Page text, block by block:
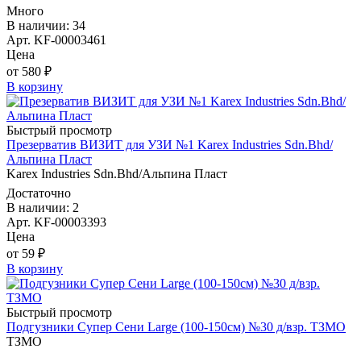
Много
В наличии: 34
Арт. KF-00003461
Цена
от 580 ₽
В корзину
Быстрый просмотр
Презерватив ВИЗИТ для УЗИ №1 Karex Industries Sdn.Bhd/
Альпина Пласт
Karex Industries Sdn.Bhd/Альпина Пласт
Достаточно
В наличии: 2
Арт. KF-00003393
Цена
от 59 ₽
В корзину
Быстрый просмотр
Подгузники Супер Сени Large (100-150см) №30 д/взр. ТЗМО
ТЗМО